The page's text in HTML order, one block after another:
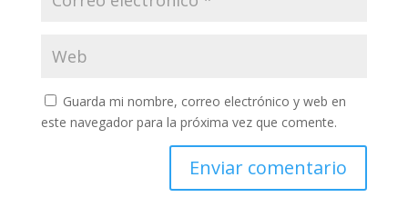
Guarda mi nombre, correo electrónico y web en
este navegador para la próxima vez que comente.